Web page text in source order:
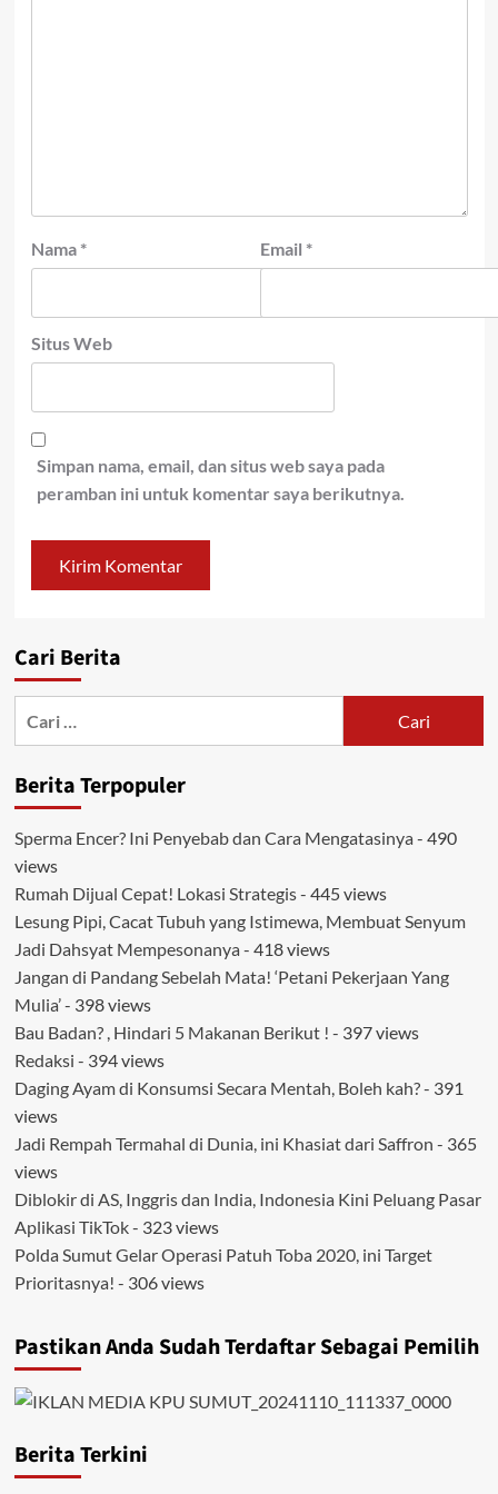
Nama * Email *
Situs Web
Simpan nama, email, dan situs web saya pada
peramban ini untuk komentar saya berikutnya.
Cari Berita
Berita Terpopuler
Sperma Encer? Ini Penyebab dan Cara Mengatasinya - 490
views
Rumah Dijual Cepat! Lokasi Strategis- 445 views
Lesung Pipi, Cacat Tubuh yang Istimewa, Membuat Senyum
Jadi Dahsyat Mempesonanya - 418 views
Jangan di Pandang Sebelah Mata! ‘Petani Pekerjaan Yang
Mulia’- 398 views
Bau Badan? , Hindari 5 Makanan Berikut ! - 397 views
Redaksi - 394 views
Daging Ayam di Konsumsi Secara Mentah, Boleh kah?- 391
views
Jadi Rempah Termahal di Dunia, ini Khasiat dari Saffron - 365
views
Diblokir di AS, Inggris dan India, Indonesia Kini Peluang Pasar
Aplikasi TikTok- 323 views
Polda Sumut Gelar Operasi Patuh Toba 2020, ini Target
Prioritasnya! - 306 views
Pastikan Anda Sudah Terdaftar Sebagai Pemilih
Berita Terkini